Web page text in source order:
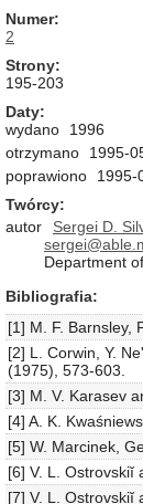
Numer
2
Strony
195-203
Daty
wydano
1996
otrzymano
1995-
poprawiono
1995-
Twórcy
autor
Sergei D.
Department
Bibliografia
[1] M. F. Barnsley,
[2] L. Corwin, Y.
(1975), 573-603.
[3] M. V. Karasev
[4] A. K.
[5] W. Marcinek,
[6] V. L. Ostrovskiĭ
[7] V. L. Ostrovskiĭ